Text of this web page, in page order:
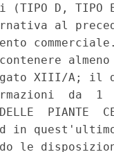
(TIPO D,
al
XIII/A; il
da
PIANTE
in quest'ultimo
le